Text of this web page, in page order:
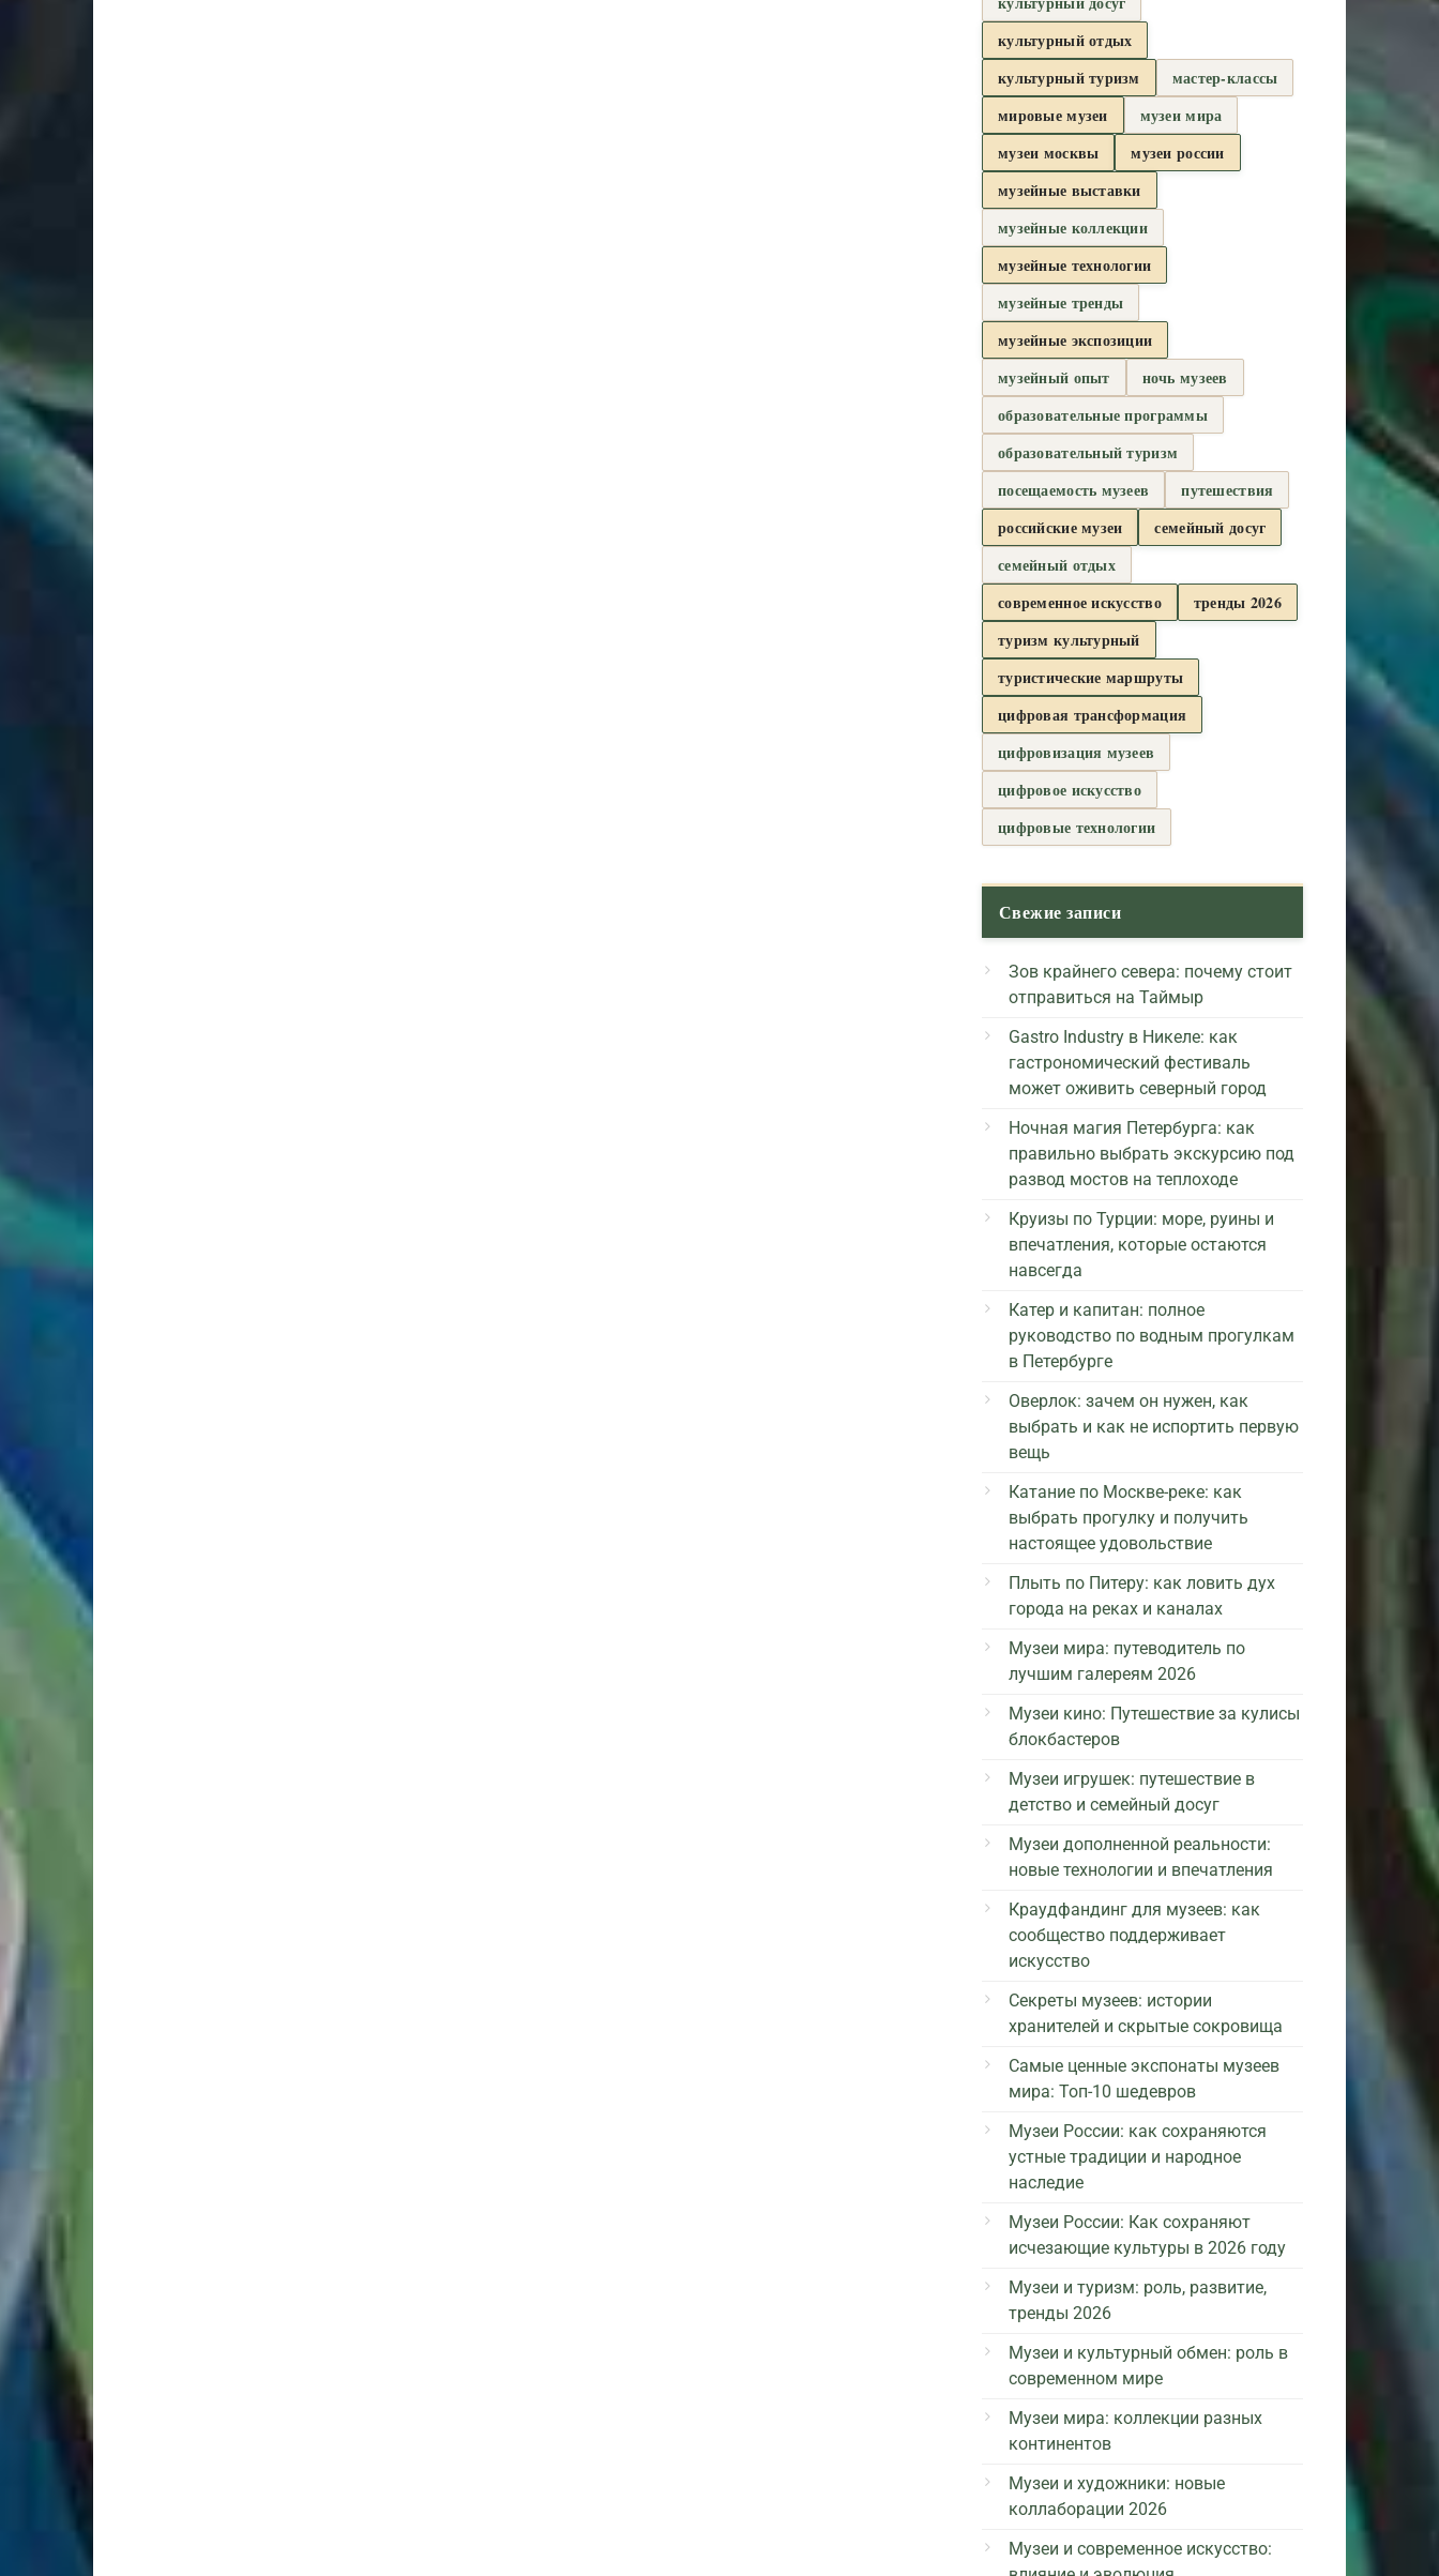
культурный отдых
культурный туризм
мастер-классы
мировые музеи
музеи мира
музеи москвы
музеи россии
музейные выставки
музейные коллекции
музейные технологии
музейные тренды
музейные экспозиции
музейный опыт
ночь музеев
образовательные программы
образовательный туризм
посещаемость музеев
путешествия
российские музеи
семейный досуг
семейный отдых
современное искусство
тренды 2026
туризм культурный
туристические маршруты
цифровая трансформация
цифровизация музеев
цифровое искусство
цифровые технологии
Свежие записи
Зов крайнего севера: почему стоит
отправиться на Таймыр
Gastro Industry в Никеле: как
гастрономический фестиваль
может оживить северный город
Ночная магия Петербурга: как
правильно выбрать экскурсию под
развод мостов на теплоходе
Круизы по Турции: море, руины и
впечатления, которые остаются
навсегда
Катер и капитан: полное
руководство по водным прогулкам
в Петербурге
Оверлок: зачем он нужен, как
выбрать и как не испортить первую
вещь
Катание по Москве-реке: как
выбрать прогулку и получить
настоящее удовольствие
Плыть по Питеру: как ловить дух
города на реках и каналах
Музеи мира: путеводитель по
лучшим галереям 2026
Музеи кино: Путешествие за кулисы
блокбастеров
Музеи игрушек: путешествие в
детство и семейный досуг
Музеи дополненной реальности:
новые технологии и впечатления
Краудфандинг для музеев: как
сообщество поддерживает
искусство
Секреты музеев: истории
хранителей и скрытые сокровища
Самые ценные экспонаты музеев
мира: Топ-10 шедевров
Музеи России: как сохраняются
устные традиции и народное
наследие
Музеи России: Как сохраняют
исчезающие культуры в 2026 году
Музеи и туризм: роль, развитие,
тренды 2026
Музеи и культурный обмен: роль в
современном мире
Музеи мира: коллекции разных
континентов
Музеи и художники: новые
коллаборации 2026
Музеи и современное искусство: